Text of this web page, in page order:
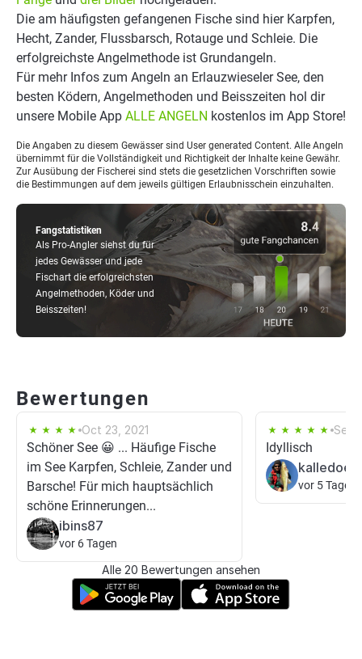
Fangstatistiken
Als Pro-Angler siehst du für
jedes Gewässer und jede
Fischart die erfolgreichsten
Angelmethoden, Köder und
Beisszeiten!
Die am häufigsten gefangenen Fische sind hier Karpfen,
Hecht, Zander, Flussbarsch, Rotauge und Schleie. Die
erfolgreichste Angelmethode ist Grundangeln.
Für mehr Infos zum Angeln an Erlauzwieseler See, den
besten Ködern, Angelmethoden und Beisszeiten hol dir
unsere Mobile App ALLE ANGELN kostenlos im App Store!
Die Angaben zu diesem Gewässer sind User generated Content. Alle Angeln
übernimmt für die Vollständigkeit und Richtigkeit der Inhalte keine Gewähr.
Zur Ausübung der Fischerei sind stets die gesetzlichen Vorschriften sowie
die Bestimmungen auf dem jeweils gültigen Erlaubnisschein einzuhalten.
Bewertungen
Oct 23, 2021
Schöner See 😀 ... Häufige Fische
im See Karpfen, Schleie, Zander und
Barsche! Für mich hauptsächlich
schöne Erinnerungen...
ibins87
vor 6 Tagen
Sep
Idyllisch
vor 5 Tagen
Alle 20 Bewertungen ansehen